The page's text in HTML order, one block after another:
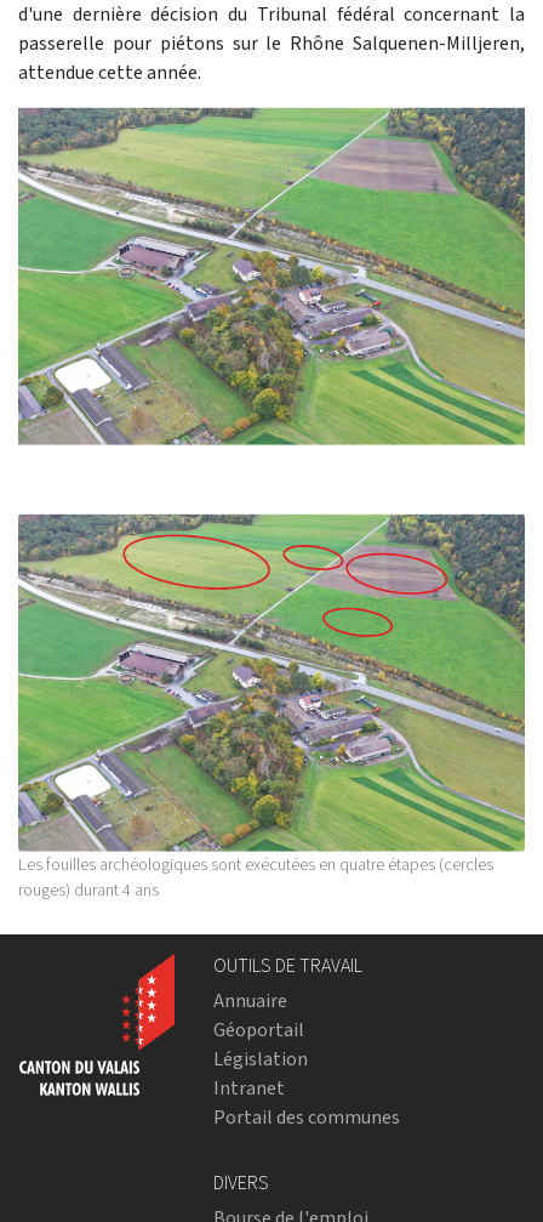
d'une dernière décision du Tribunal fédéral concernant la
passerelle pour piétons sur le Rhône Salquenen-Milljeren,
attendue cette année.
Les fouilles archéologiques sont exécutées en quatre étapes (cercles
rouges) durant 4 ans
OUTILS DE TRAVAIL
Annuaire
Géoportail
Législation
Intranet
Portail des communes
DIVERS